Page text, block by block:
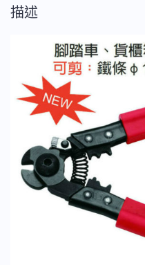
剪
1/2"
k
描述